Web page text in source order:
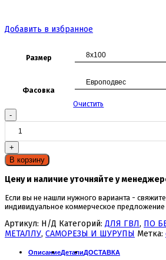
Добавить в избранное
Размер
Фасовка
Очистить
Количество
товара
Шуруп-
L-
образный
В корзину
Цену и наличие уточняйте у
Если вы не нашли нужного варианта -
индивидуальное коммерческое предложение
Артикул: Н/Д Категорий: ДЛЯ ГВЛ, ПО
МЕТАЛЛУ, САМОРЕЗЫ И ШУРУПЫ Метка:
ОписаниеДеталиДОСТАВКА